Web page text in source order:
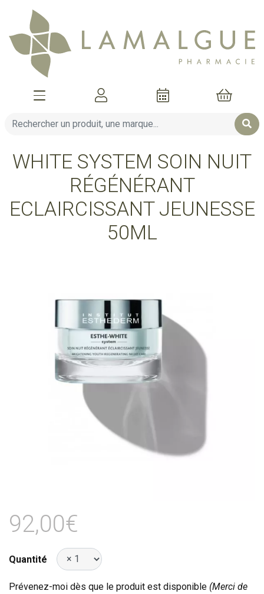
Afficher la navigation
Mon
WHITE SYSTEM SOIN NUIT
RÉGÉNÉRANT
ECLAIRCISSANT JEUNESSE
50ML
92,00€
Quantité
Prévenez-moi dès que le produit est disponible (Merci de